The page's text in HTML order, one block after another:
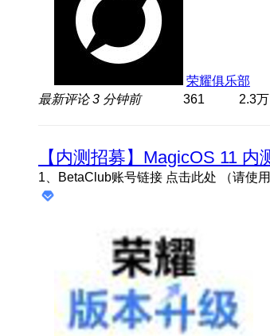
荣耀俱乐部
最新评论3 分钟前 361 2.3万
【内测招募】MagicOS 11 内